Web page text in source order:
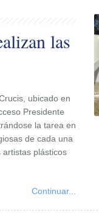
las
ubicado en
Presidente
la tarea en
de cada una
plásticos
Continuar...